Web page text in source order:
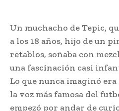
Un muchacho de Tepic,
a los 18 años, hijo de un
retablos, soñaba con
una fascinación casi
Lo que nunca imaginó
la voz más famosa del
empezó por andar de